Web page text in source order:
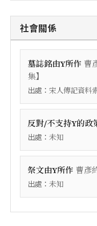
社會關係
墓誌銘由Y所作 曹
集】
出處： 宋人傳記資料
反對/不支持Y的政
出處： 未知
祭文由Y所作 曹彥
出處： 未知